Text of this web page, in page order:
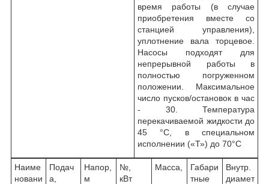
время работы (в случае
приобретения вместе со
станцией управления),
уплотнение вала торцевое.
Насосы подходят для
непрерывной работы в
полностью погруженном
положении. Максимальное
число пусков/остановок в час
- 30. Температура
перекачиваемой жидкости до
45 °С, в специальном
исполнении («Т») до 70°С
Наиме
новани
Подач
а,
Напор,
м
№,
кВт
Масса,
Габари
тные
Внутр.
диамет